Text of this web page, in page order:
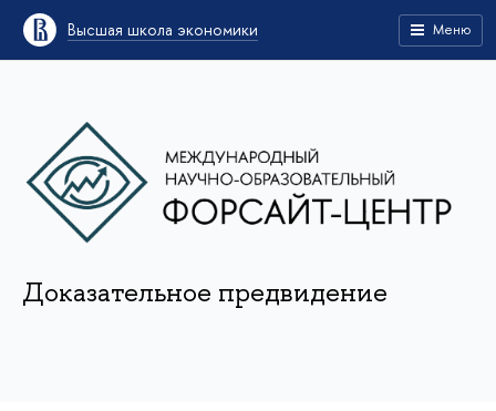
Высшая школа экономики Меню
Доказательное предвидение